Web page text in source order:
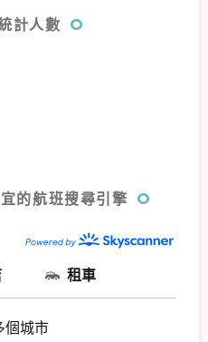
計人數
的航班搜尋引擎